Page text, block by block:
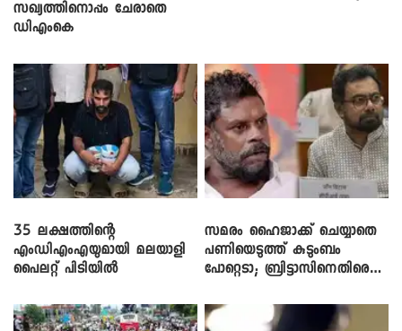
സഖ്യത്തിനൊപ്പം ചേരാതെ
ഡിഎംകെ
35 ലക്ഷത്തിന്റെ
എംഡിഎംഎയുമായി മലയാളി
പൈലറ്റ് പിടിയിൽ
സമരം ഹൈജാക്ക് ചെയ്യാതെ
പണിയെടുത്ത് കുടുംബം
പോറ്റെടാ; ബ്രിട്ടാസിനെതിരെ